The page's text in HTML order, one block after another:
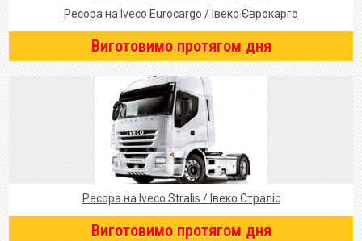
Ресора на Iveco Eurocargo / Івеко Єврокарго
Виготовимо протягом дня
Ресора на Iveco Stralis / Івеко Страліс
Виготовимо протягом дня